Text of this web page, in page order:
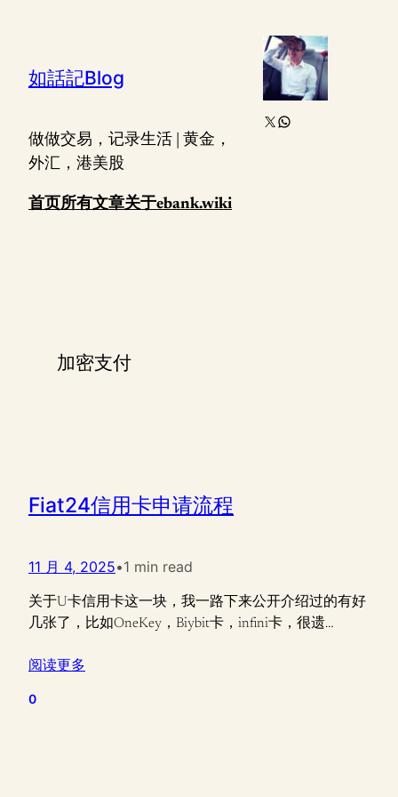
如話記Blog
做做交易，记录生活 | 黄金，
外汇，港美股
首页所有文章关于ebank.wiki
X WhatsApp
加密支付
Fiat24信用卡申请流程
11 月 4, 2025•1 min read
关于U卡信用卡这一块，我一路下来公开介绍过的有好
几张了，比如OneKey，Biybit卡，infini卡，很遗…
阅读更多
0